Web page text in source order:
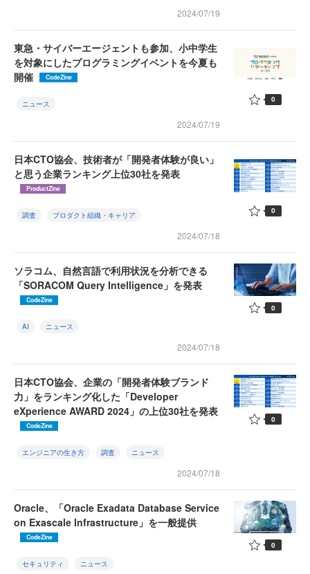
2024/07/19
東急・サイバーエージェントも参加、小中学生
を対象にしたプログラミングイベントを今夏も
開催
CodeZine
ニュース
2024/07/19
0
日本CTO協会、技術者が「開発者体験が良い」
と思う企業ランキング上位30社を発表
ProductZine
調査 プロダクト組織・キャリア
2024/07/18
0
ソラコム、自然言語で利用状況を分析できる
「SORACOM Query Intelligence」を発表
CodeZine
AI ニュース
2024/07/18
0
日本CTO協会、企業の「開発者体験ブランド
力」をランキング化した「Developer
eXperience AWARD 2024」の上位30社を発表
CodeZine
エンジニアの生き方 調査 ニュース
2024/07/18
0
Oracle、「Oracle Exadata Database Service
on Exascale Infrastructure」を一般提供
CodeZine
セキュリティ ニュース
0